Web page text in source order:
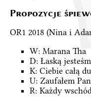
Propozycje
OR1 2018 (Nina i
W: Marana Tha
D: Łaską
K: Ciebie całą
U: Zaufałem
R: Każdy